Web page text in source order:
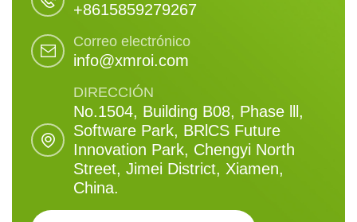
+8615859279267
Correo electrónico
info@xmroi.com
DIRECCIÓN
No.1504, Building B08, Phase lll,
Software Park, BRlCS Future
Innovation Park, Chengyi North
Street, Jimei District, Xiamen,
China.